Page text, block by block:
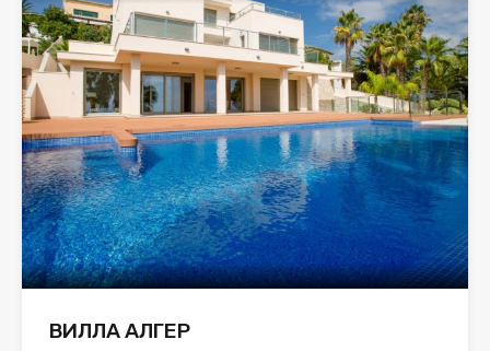
ВИЛЛА АЛГЕР